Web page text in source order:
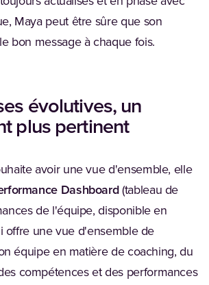
Maya peut être sûre que son
bon message à chaque fois.
évolutives, un
plus pertinent
avoir une vue d'ensemble, elle
Dashboard(tableau de
de l'équipe, disponible en
offre une vue d'ensemble de
équipe en matière de coaching, du
compétences et des performances